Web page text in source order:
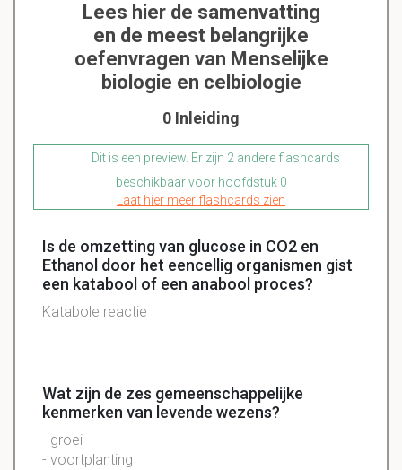
Lees hier de samenvatting
en de meest belangrijke
oefenvragen van Menselijke
biologie en celbiologie
0 Inleiding
Dit is een preview. Er zijn 2 andere flashcards
beschikbaar voor hoofdstuk 0
Laat hier meer flashcards zien
Is de omzetting van glucose in CO2 en
Ethanol door het eencellig organismen gist
een katabool of een anabool proces?
Katabole reactie
Wat zijn de zes gemeenschappelijke
kenmerken van levende wezens?
- groei
- voortplanting